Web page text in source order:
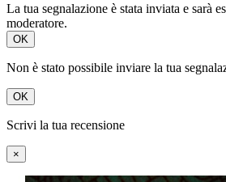
La tua segnalazione è stata inviata e sarà
moderatore.
OK
Non è stato possibile inviare la tua
OK
Scrivi la tua recensione
×